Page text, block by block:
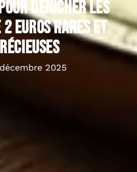
dénicher les
2 euros rares et
2025